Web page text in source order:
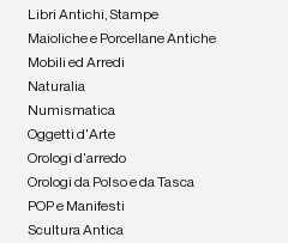
Libri Antichi, Stampe
Maioliche e Porcellane Antiche
Mobili ed Arredi
Naturalia
Numismatica
Oggetti d'Arte
Orologi d'arredo
Orologi da Polso e da Tasca
POP e Manifesti
Scultura Antica